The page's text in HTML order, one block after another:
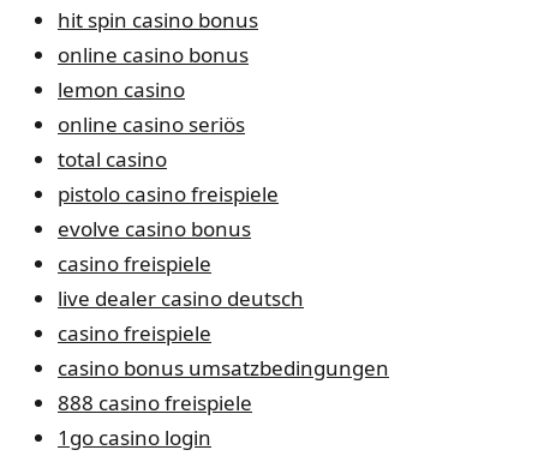
hit spin casino bonus
online casino bonus
lemon casino
online casino seriös
total casino
pistolo casino freispiele
evolve casino bonus
casino freispiele
live dealer casino deutsch
casino freispiele
casino bonus umsatzbedingungen
888 casino freispiele
1go casino login